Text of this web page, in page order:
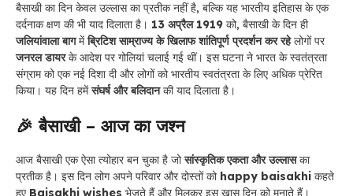
बैसाखी का दिन केवल उल्लास का प्रतीक नहीं है, बल्कि यह भारतीय इतिहास के एक
दर्दनाक क्षण की भी याद दिलाता है। 13 अप्रैल 1919 को, बैसाखी के दिन ही
जलियांवाला बागमेंब्रिटिश साम्राज्य के खिलाफ शांतिपूर्ण प्रदर्शन कर रहेलोगों पर
जनरल डायरके आदेश पर गोलियां चलाई गई थीं। इस घटना ने भारत के स्वतंत्रता
संग्राम को एक नई दिशा दी और लोगों को भारतीय स्वतंत्रता के लिए अधिक प्रेरित
किया। यह दिन हमेंसंघर्ष और बलिदानकी याद दिलाता है।
🎉 बैसाखी – आज का जश्न
आज बैसाखी एक ऐसा त्योहार बन चुका है जोसांस्कृतिक एकता और उल्लासका
प्रतीक है। इस दिन लोग अपने परिवार और दोस्तों को happy baisakhi कहते
हुए Baisakhi wishes भेजते हैं और मिलकर इस खास दिन को मनाते हैं।